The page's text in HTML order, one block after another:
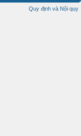
Quy định và Nội quy